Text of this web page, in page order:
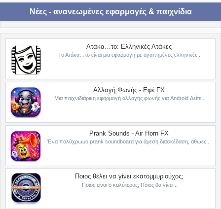
Νέες - ανανεωμένες εφαρμογές & παιχνίδια
Ατάκα…το: Ελληνικές Ατάκες
Το Ατάκα…το είναι μια εφαρμογή με αγαπημένες ελληνικές...
Αλλαγή Φωνής - Εφέ FX
Μια παιχνιδιάρικη εφαρμογή αλλαγής φωνής για Android.Δείτε...
Prank Sounds - Air Horn FX
Ένα πολύχρωμο prank soundboard για άμεση διασκέδαση, αθώες...
Ποιος θέλει να γίνει εκατομμυριούχος;
Ποιος είναι ο καλύτερος; Ποιος θα γίνει...